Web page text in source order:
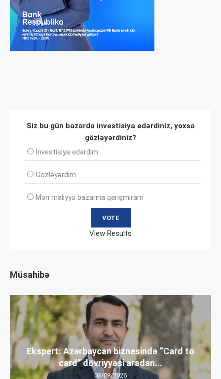
Siz bu gün bazarda investisiya edərdiniz, yoxsa
gözləyərdiniz?
İnvеstisiya edərdim
Gözləyərdim
Mən maliyyə bazarına qarışmıram
View Results
Müsahibə
Ekspert: Azərbaycan biznesində “Card to
card” dövriyyəsi aradan...
03/08/2026